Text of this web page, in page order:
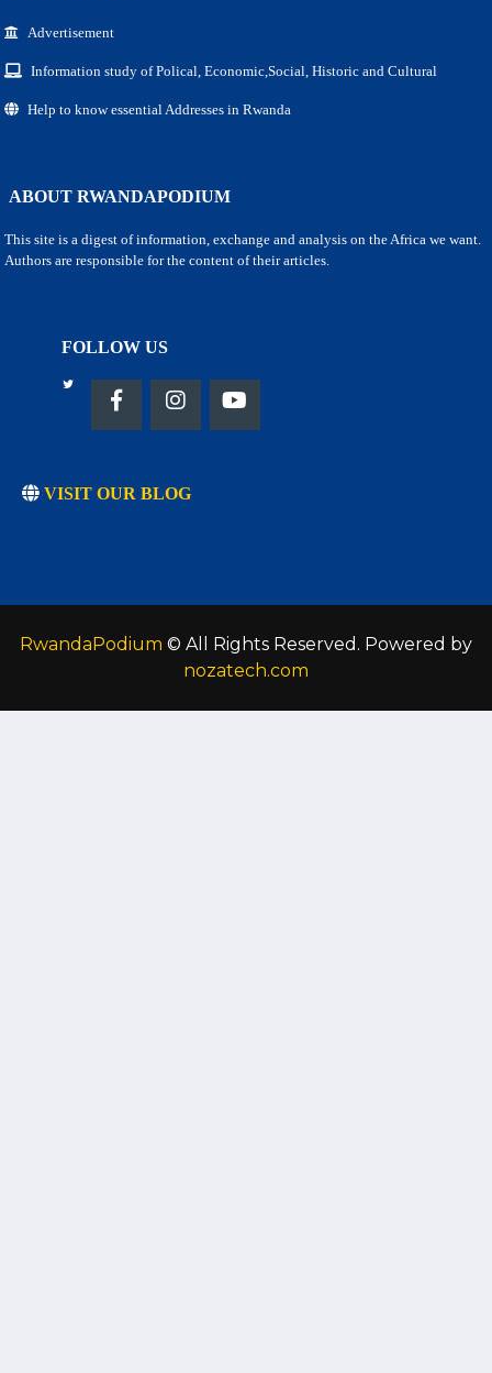
Advertisement
Information study of Polical, Economic,Social, Historic and Cultural
Help to know essential Addresses in Rwanda
ABOUT RWANDAPODIUM
This site is a digest of information, exchange and analysis on the Africa we want.
Authors are responsible for the content of their articles.
FOLLOW US
VISIT OUR BLOG
RwandaPodium © All Rights Reserved. Powered by
nozatech.com